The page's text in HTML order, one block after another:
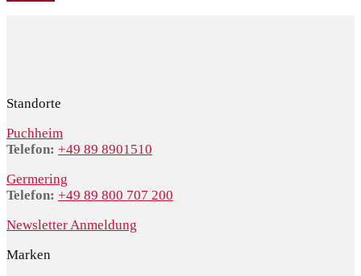
Standorte
Puchheim
Telefon: +49 89 8901510
Germering
Telefon: +49 89 800 707 200
Newsletter Anmeldung
Marken